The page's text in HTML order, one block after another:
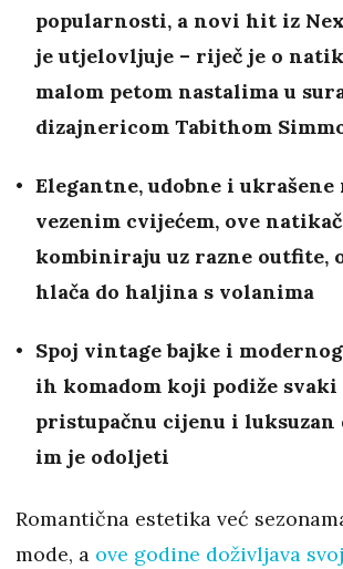
popularnosti, a novi hit iz
je utjelovljuje – riječ je o
malom petom nastalima u
dizajnericom Tabithom
Elegantne, udobne i
vezenim cvijećem, ove
kombiniraju uz razne outfite,
hlača do haljina s volanima
Spoj vintage bajke i
ih komadom koji podiže
pristupačnu cijenu i luksuzan
im je odoljeti
Romantična estetika već
mode, a ove godine doživljava svoj